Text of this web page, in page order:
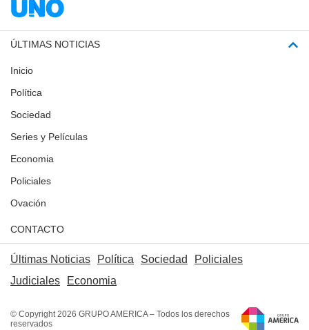
ÚLTIMAS NOTICIAS
Inicio
Política
Sociedad
Series y Películas
Economia
Policiales
Ovación
CONTACTO
Últimas Noticias Política Sociedad
Policiales
Judiciales
Economia
© Copyright 2026 GRUPO AMERICA – Todos los derechos
reservados